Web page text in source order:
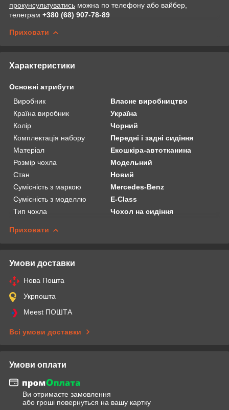
прокунсультуватись можна по телефону або вайбер,
телеграм +380 (68) 907-78-89
Приховати
Характеристики
Основні атрибути
Виробник
Власне виробництво
Країна виробник
Україна
Колір
Чорний
Комплектація набору
Передні і задні сидіння
Матеріал
Екошкіра-автотканина
Розмір чохла
Модельний
Стан
Новий
Сумісність з маркою
Mercedes-Benz
Сумісність з моделлю
E-Class
Тип чохла
Чохол на сидіння
Приховати
Умови доставки
Нова Пошта
Укрпошта
Meest ПОШТА
Всі умови доставки
Умови оплати
Ви отримаєте замовлення
або гроші повернуться на вашу картку